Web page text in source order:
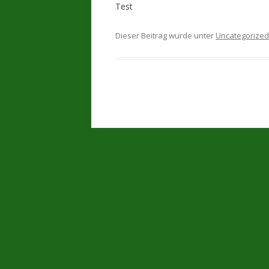
Test
Dieser Beitrag wurde unter Uncategorized